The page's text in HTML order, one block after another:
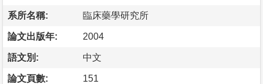
系所名稱: 臨床藥學研究所
論文出版年: 2004
語文別: 中文
論文頁數: 151